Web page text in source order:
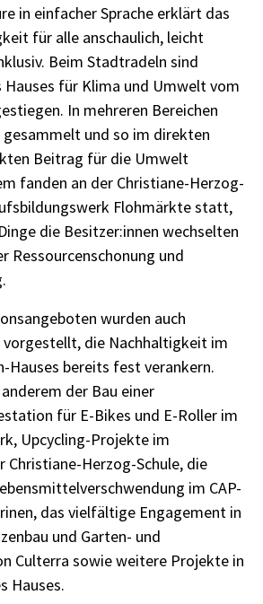
in einfacher Sprache erklärt das
für alle anschaulich, leicht
Beim Stadtradeln sind
für Klima und Umwelt vom
In mehreren Bereichen
gesammelt und so im direkten
Beitrag für die Umwelt
fanden an der Christiane-Herzog-
Flohmärkte statt,
die Besitzer:innen wechselten
Ressourcenschonung und
wurden auch
die Nachhaltigkeit im
Hauses bereits fest verankern.
der Bau einer
für E-Bikes und E-Roller im
Upcycling-Projekte im
Christiane-Herzog-Schule, die
im CAP-
das vielfältige Engagement in
und Garten- und
Culterra sowie weitere Projekte in
Hauses.